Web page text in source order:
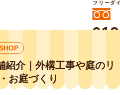
リフォームは庭づくり業界
店の
ンプチ庭づくり事業部にお
！
フリーダ
紹介｜外構工事や庭のリ
お庭づくり